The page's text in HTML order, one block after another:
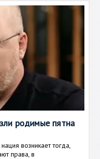
родимые пятна
возникает тогда,
права, в